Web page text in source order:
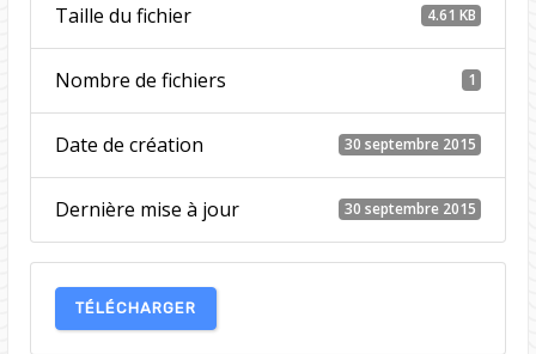
Taille du fichier 4.61 KB
Nombre de fichiers 1
Date de création 30 septembre 2015
Dernière mise à jour 30 septembre 2015
TÉLÉCHARGER